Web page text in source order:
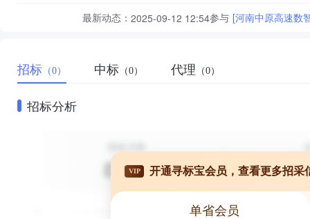
最新动态： 2025-09-12 12:54参与 [河南中原高速数
招标 （0） 中标 （0） 代理 （0）
招标分析
VIP 开通寻标宝会员，查看更多招采
单省会员